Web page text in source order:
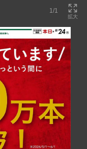
1/1
拡大